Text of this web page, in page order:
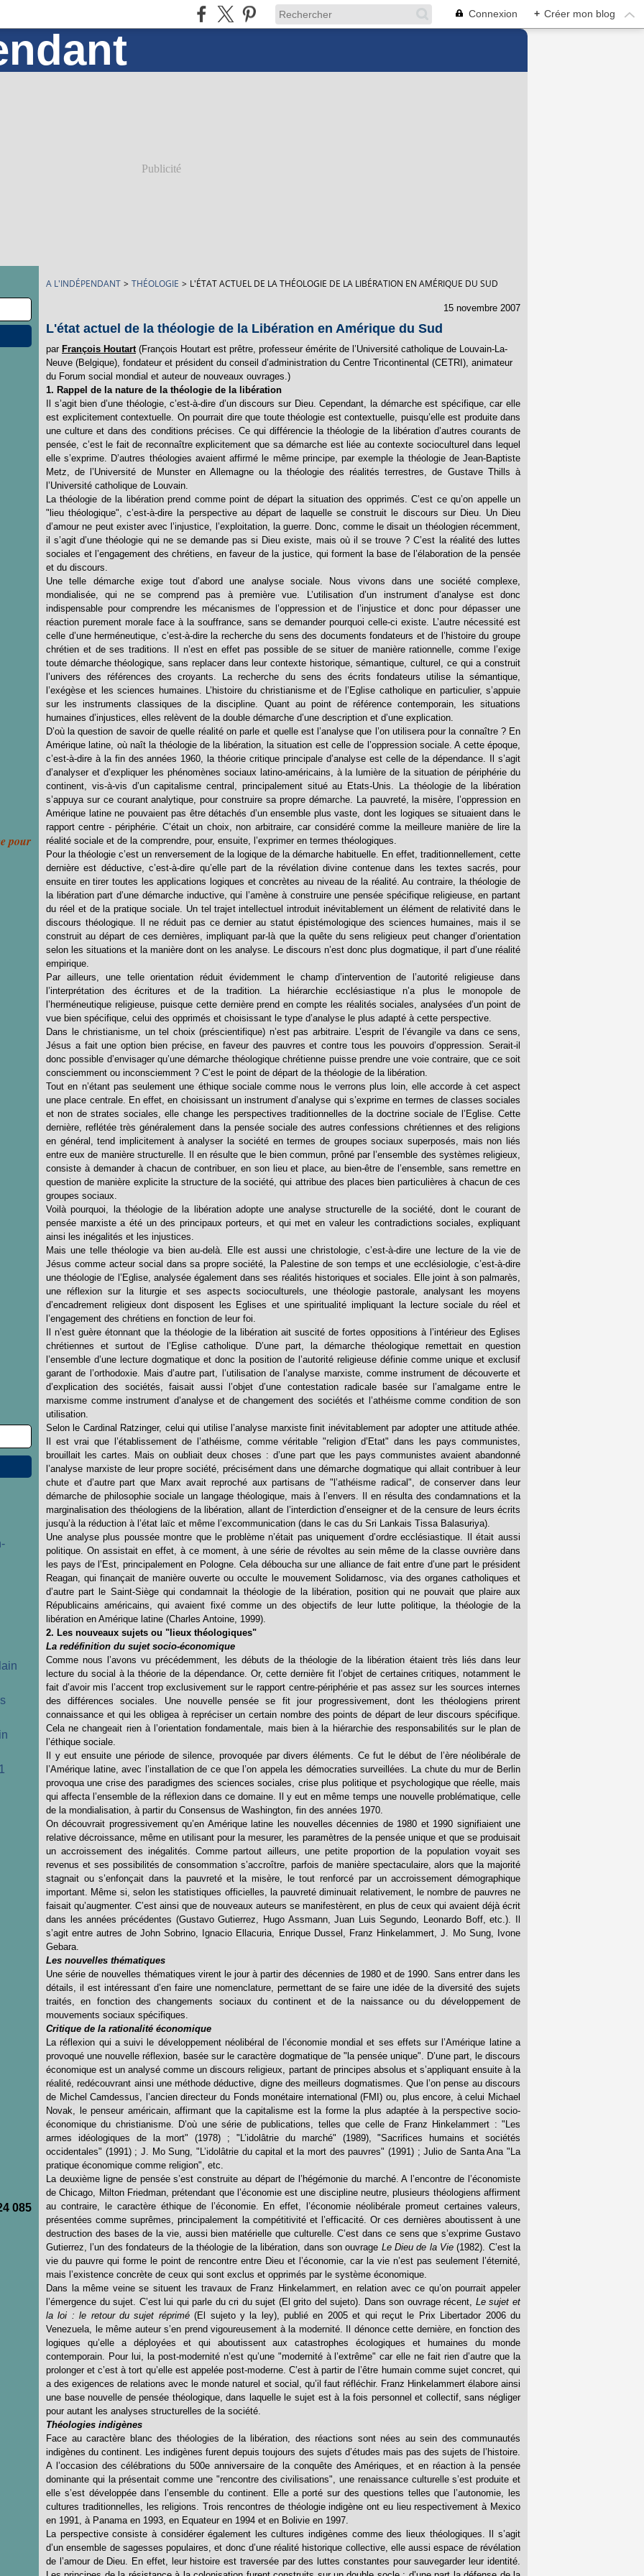
Connexion + Créer mon blog
Publicité
pour
085
A L'INDÉPENDANT > THÉOLOGIE > L'ÉTAT ACTUEL DE LA THÉOLOGIE DE LA LIBÉRATION EN AMÉRIQUE DU SUD
15 novembre 2007
L'état actuel de la théologie de la Libération en Amérique du Sud
par François Houtart(François Houtart est prêtre, professeur émérite de l’Université catholique de Louvain-La-
Neuve (Belgique), fondateur et président du conseil d’administration du Centre Tricontinental (CETRI), animateur
du Forum social mondial et auteur de nouveaux ouvrages.)
1. Rappel de la nature de la théologie de la libération
Il s’agit bien d’une théologie, c’est-à-dire d’un discours sur Dieu. Cependant, la démarche est spécifique, car elle
est explicitement contextuelle. On pourrait dire que toute théologie est contextuelle, puisqu’elle est produite dans
une culture et dans des conditions précises. Ce qui différencie la théologie de la libération d’autres courants de
pensée, c’est le fait de reconnaître explicitement que sa démarche est liée au contexte socioculturel dans lequel
elle s’exprime. D’autres théologies avaient affirmé le même principe, par exemple la théologie de Jean-Baptiste
Metz, de l’Université de Munster en Allemagne ou la théologie des réalités terrestres, de Gustave Thills à
l’Université catholique de Louvain.
La théologie de la libération prend comme point de départ la situation des opprimés. C’est ce qu’on appelle un
"lieu théologique", c’est-à-dire la perspective au départ de laquelle se construit le discours sur Dieu. Un Dieu
d’amour ne peut exister avec l’injustice, l’exploitation, la guerre. Donc, comme le disait un théologien récemment,
il s’agit d’une théologie qui ne se demande pas si Dieu existe, mais où il se trouve ? C’est la réalité des luttes
sociales et l’engagement des chrétiens, en faveur de la justice, qui forment la base de l’élaboration de la pensée
et du discours.
Une telle démarche exige tout d’abord une analyse sociale. Nous vivons dans une société complexe,
mondialisée, qui ne se comprend pas à première vue. L’utilisation d’un instrument d’analyse est donc
indispensable pour comprendre les mécanismes de l’oppression et de l’injustice et donc pour dépasser une
réaction purement morale face à la souffrance, sans se demander pourquoi celle-ci existe. L’autre nécessité est
celle d’une herméneutique, c’est-à-dire la recherche du sens des documents fondateurs et de l’histoire du groupe
chrétien et de ses traditions. Il n’est en effet pas possible de se situer de manière rationnelle, comme l’exige
toute démarche théologique, sans replacer dans leur contexte historique, sémantique, culturel, ce qui a construit
l’univers des références des croyants. La recherche du sens des écrits fondateurs utilise la sémantique,
l’exégèse et les sciences humaines. L’histoire du christianisme et de l’Eglise catholique en particulier, s’appuie
sur les instruments classiques de la discipline. Quant au point de référence contemporain, les situations
humaines d’injustices, elles relèvent de la double démarche d’une description et d’une explication.
D’où la question de savoir de quelle réalité on parle et quelle est l’analyse que l’on utilisera pour la connaître ? En
Amérique latine, où naît la théologie de la libération, la situation est celle de l’oppression sociale. A cette époque,
c’est-à-dire à la fin des années 1960, la théorie critique principale d’analyse est celle de la dépendance. Il s’agit
d’analyser et d’expliquer les phénomènes sociaux latino-américains, à la lumière de la situation de périphérie du
continent, vis-à-vis d’un capitalisme central, principalement situé au Etats-Unis. La théologie de la libération
s’appuya sur ce courant analytique, pour construire sa propre démarche. La pauvreté, la misère, l’oppression en
Amérique latine ne pouvaient pas être détachés d’un ensemble plus vaste, dont les logiques se situaient dans le
rapport centre - périphérie. C’était un choix, non arbitraire, car considéré comme la meilleure manière de lire la
réalité sociale et de la comprendre, pour, ensuite, l’exprimer en termes théologiques.
Pour la théologie c’est un renversement de la logique de la démarche habituelle. En effet, traditionnellement, cette
dernière est déductive, c’est-à-dire qu’elle part de la révélation divine contenue dans les textes sacrés, pour
ensuite en tirer toutes les applications logiques et concrètes au niveau de la réalité. Au contraire, la théologie de
la libération part d’une démarche inductive, qui l’amène à construire une pensée spécifique religieuse, en partant
du réel et de la pratique sociale. Un tel trajet intellectuel introduit inévitablement un élément de relativité dans le
discours théologique. Il ne réduit pas ce dernier au statut épistémologique des sciences humaines, mais il se
construit au départ de ces dernières, impliquant par-là que la quête du sens religieux peut changer d’orientation
selon les situations et la manière dont on les analyse. Le discours n’est donc plus dogmatique, il part d’une réalité
empirique.
Par ailleurs, une telle orientation réduit évidemment le champ d’intervention de l’autorité religieuse dans
l’interprétation des écritures et de la tradition. La hiérarchie ecclésiastique n’a plus le monopole de
l’herméneutique religieuse, puisque cette dernière prend en compte les réalités sociales, analysées d’un point de
vue bien spécifique, celui des opprimés et choisissant le type d’analyse le plus adapté à cette perspective.
Dans le christianisme, un tel choix (préscientifique) n’est pas arbitraire. L’esprit de l’évangile va dans ce sens,
Jésus a fait une option bien précise, en faveur des pauvres et contre tous les pouvoirs d’oppression. Serait-il
donc possible d’envisager qu’une démarche théologique chrétienne puisse prendre une voie contraire, que ce soit
consciemment ou inconsciemment ? C’est le point de départ de la théologie de la libération.
Tout en n’étant pas seulement une éthique sociale comme nous le verrons plus loin, elle accorde à cet aspect
une place centrale. En effet, en choisissant un instrument d’analyse qui s’exprime en termes de classes sociales
et non de strates sociales, elle change les perspectives traditionnelles de la doctrine sociale de l’Eglise. Cette
dernière, reflétée très généralement dans la pensée sociale des autres confessions chrétiennes et des religions
en général, tend implicitement à analyser la société en termes de groupes sociaux superposés, mais non liés
entre eux de manière structurelle. Il en résulte que le bien commun, prôné par l’ensemble des systèmes religieux,
consiste à demander à chacun de contribuer, en son lieu et place, au bien-être de l’ensemble, sans remettre en
question de manière explicite la structure de la société, qui attribue des places bien particulières à chacun de ces
groupes sociaux.
Voilà pourquoi, la théologie de la libération adopte une analyse structurelle de la société, dont le courant de
pensée marxiste a été un des principaux porteurs, et qui met en valeur les contradictions sociales, expliquant
ainsi les inégalités et les injustices.
Mais une telle théologie va bien au-delà. Elle est aussi une christologie, c’est-à-dire une lecture de la vie de
Jésus comme acteur social dans sa propre société, la Palestine de son temps et une ecclésiologie, c’est-à-dire
une théologie de l’Eglise, analysée également dans ses réalités historiques et sociales. Elle joint à son palmarès,
une réflexion sur la liturgie et ses aspects socioculturels, une théologie pastorale, analysant les moyens
d’encadrement religieux dont disposent les Eglises et une spiritualité impliquant la lecture sociale du réel et
l’engagement des chrétiens en fonction de leur foi.
Il n’est guère étonnant que la théologie de la libération ait suscité de fortes oppositions à l’intérieur des Eglises
chrétiennes et surtout de l’Eglise catholique. D’une part, la démarche théologique remettait en question
l’ensemble d’une lecture dogmatique et donc la position de l’autorité religieuse définie comme unique et exclusif
garant de l’orthodoxie. Mais d’autre part, l’utilisation de l’analyse marxiste, comme instrument de découverte et
d’explication des sociétés, faisait aussi l’objet d’une contestation radicale basée sur l’amalgame entre le
marxisme comme instrument d’analyse et de changement des sociétés et l’athéisme comme condition de son
utilisation.
Selon le Cardinal Ratzinger, celui qui utilise l’analyse marxiste finit inévitablement par adopter une attitude athée.
Il est vrai que l’établissement de l’athéisme, comme véritable "religion d’Etat" dans les pays communistes,
brouillait les cartes. Mais on oubliait deux choses : d’une part que les pays communistes avaient abandonné
l’analyse marxiste de leur propre société, précisément dans une démarche dogmatique qui allait contribuer à leur
chute et d’autre part que Marx avait reproché aux partisans de "l’athéisme radical", de conserver dans leur
démarche de philosophie sociale un langage théologique, mais à l’envers. Il en résulta des condamnations et la
marginalisation des théologiens de la libération, allant de l’interdiction d’enseigner et de la censure de leurs écrits
jusqu’à la réduction à l’état laïc et même l’excommunication (dans le cas du Sri Lankais Tissa Balasuriya).
Une analyse plus poussée montre que le problème n’était pas uniquement d’ordre ecclésiastique. Il était aussi
politique. On assistait en effet, à ce moment, à une série de révoltes au sein même de la classe ouvrière dans
les pays de l’Est, principalement en Pologne. Cela déboucha sur une alliance de fait entre d’une part le président
Reagan, qui finançait de manière ouverte ou occulte le mouvement Solidarnosc, via des organes catholiques et
d’autre part le Saint-Siège qui condamnait la théologie de la libération, position qui ne pouvait que plaire aux
Républicains américains, qui avaient fixé comme un des objectifs de leur lutte politique, la théologie de la
libération en Amérique latine (Charles Antoine, 1999).
2. Les nouveaux sujets ou "lieux théologiques"
La redéfinition du sujet socio-économique
Comme nous l’avons vu précédemment, les débuts de la théologie de la libération étaient très liés dans leur
lecture du social à la théorie de la dépendance. Or, cette dernière fit l’objet de certaines critiques, notamment le
fait d’avoir mis l’accent trop exclusivement sur le rapport centre-périphérie et pas assez sur les sources internes
des différences sociales. Une nouvelle pensée se fit jour progressivement, dont les théologiens prirent
connaissance et qui les obligea à repréciser un certain nombre des points de départ de leur discours spécifique.
Cela ne changeait rien à l’orientation fondamentale, mais bien à la hiérarchie des responsabilités sur le plan de
l’éthique sociale.
Il y eut ensuite une période de silence, provoquée par divers éléments. Ce fut le début de l’ère néolibérale de
l’Amérique latine, avec l’installation de ce que l’on appela les démocraties surveillées. La chute du mur de Berlin
provoqua une crise des paradigmes des sciences sociales, crise plus politique et psychologique que réelle, mais
qui affecta l’ensemble de la réflexion dans ce domaine. Il y eut en même temps une nouvelle problématique, celle
de la mondialisation, à partir du Consensus de Washington, fin des années 1970.
On découvrait progressivement qu’en Amérique latine les nouvelles décennies de 1980 et 1990 signifiaient une
relative décroissance, même en utilisant pour la mesurer, les paramètres de la pensée unique et que se produisait
un accroissement des inégalités. Comme partout ailleurs, une petite proportion de la population voyait ses
revenus et ses possibilités de consommation s’accroître, parfois de manière spectaculaire, alors que la majorité
stagnait ou s’enfonçait dans la pauvreté et la misère, le tout renforcé par un accroissement démographique
important. Même si, selon les statistiques officielles, la pauvreté diminuait relativement, le nombre de pauvres ne
faisait qu’augmenter. C’est ainsi que de nouveaux auteurs se manifestèrent, en plus de ceux qui avaient déjà écrit
dans les années précédentes (Gustavo Gutierrez, Hugo Assmann, Juan Luis Segundo, Leonardo Boff, etc.). Il
s’agit entre autres de John Sobrino, Ignacio Ellacuria, Enrique Dussel, Franz Hinkelammert, J. Mo Sung, Ivone
Gebara.
Les nouvelles thématiques
Une série de nouvelles thématiques virent le jour à partir des décennies de 1980 et de 1990. Sans entrer dans les
détails, il est intéressant d’en faire une nomenclature, permettant de se faire une idée de la diversité des sujets
traités, en fonction des changements sociaux du continent et de la naissance ou du développement de
mouvements sociaux spécifiques.
Critique de la rationalité économique
La réflexion qui a suivi le développement néolibéral de l’économie mondial et ses effets sur l’Amérique latine a
provoqué une nouvelle réflexion, basée sur le caractère dogmatique de "la pensée unique". D’une part, le discours
économique est un analysé comme un discours religieux, partant de principes absolus et s’appliquant ensuite à la
réalité, redécouvrant ainsi une méthode déductive, digne des meilleurs dogmatismes. Que l’on pense au discours
de Michel Camdessus, l’ancien directeur du Fonds monétaire international (FMI) ou, plus encore, à celui Michael
Novak, le penseur américain, affirmant que la capitalisme est la forme la plus adaptée à la perspective socio-
économique du christianisme. D’où une série de publications, telles que celle de Franz Hinkelammert : "Les
armes idéologiques de la mort" (1978) ; "L’idolâtrie du marché" (1989), "Sacrifices humains et sociétés
occidentales" (1991) ; J. Mo Sung, "L’idolâtrie du capital et la mort des pauvres" (1991) ; Julio de Santa Ana "La
pratique économique comme religion", etc.
La deuxième ligne de pensée s’est construite au départ de l’hégémonie du marché. A l’encontre de l’économiste
de Chicago, Milton Friedman, prétendant que l’économie est une discipline neutre, plusieurs théologiens affirment
au contraire, le caractère éthique de l’économie. En effet, l’économie néolibérale promeut certaines valeurs,
présentées comme suprêmes, principalement la compétitivité et l’efficacité. Or ces dernières aboutissent à une
destruction des bases de la vie, aussi bien matérielle que culturelle. C’est dans ce sens que s’exprime Gustavo
Gutierrez, l’un des fondateurs de la théologie de la libération, dans son ouvrage Le Dieu de la Vie(1982). C’est la
vie du pauvre qui forme le point de rencontre entre Dieu et l’économie, car la vie n’est pas seulement l’éternité,
mais l’existence concrète de ceux qui sont exclus et opprimés par le système économique.
Dans la même veine se situent les travaux de Franz Hinkelammert, en relation avec ce qu’on pourrait appeler
l’émergence du sujet. C’est lui qui parle du cri du sujet (El grito del sujeto). Dans son ouvrage récent, Le sujet et
la loi : le retour du sujet réprimé(El sujeto y la ley), publié en 2005 et qui reçut le Prix Libertador 2006 du
Venezuela, le même auteur s’en prend vigoureusement à la modernité. Il dénonce cette dernière, en fonction des
logiques qu’elle a déployées et qui aboutissent aux catastrophes écologiques et humaines du monde
contemporain. Pour lui, la post-modernité n’est qu’une "modernité à l’extrême" car elle ne fait rien d’autre que la
prolonger et c’est à tort qu’elle est appelée post-moderne. C’est à partir de l’être humain comme sujet concret, qui
a des exigences de relations avec le monde naturel et social, qu’il faut réfléchir. Franz Hinkelammert élabore ainsi
une base nouvelle de pensée théologique, dans laquelle le sujet est à la fois personnel et collectif, sans négliger
pour autant les analyses structurelles de la société.
Théologies indigènes
Face au caractère blanc des théologies de la libération, des réactions sont nées au sein des communautés
indigènes du continent. Les indigènes furent depuis toujours des sujets d’études mais pas des sujets de l’histoire.
A l’occasion des célébrations du 500e anniversaire de la conquête des Amériques, et en réaction à la pensée
dominante qui la présentait comme une "rencontre des civilisations", une renaissance culturelle s’est produite et
elle s’est développée dans l’ensemble du continent. Elle a porté sur des questions telles que l’autonomie, les
cultures traditionnelles, les religions. Trois rencontres de théologie indigène ont eu lieu respectivement à Mexico
en 1991, à Panama en 1993, en Equateur en 1994 et en Bolivie en 1997.
La perspective consiste à considérer également les cultures indigènes comme des lieux théologiques. Il s’agit
d’un ensemble de sagesses populaires, et donc d’une réalité historique collective, elle aussi espace de révélation
de l’amour de Dieu. En effet, leur histoire est traversée par des luttes constantes pour sauvegarder leur identité.